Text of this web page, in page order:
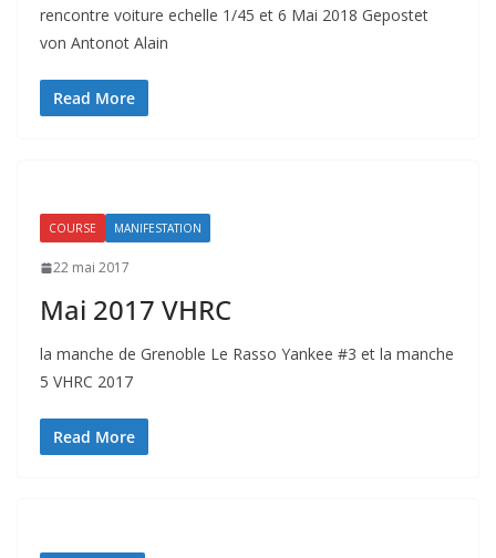
rencontre voiture echelle 1/45 et 6 Mai 2018 Gepostet
von Antonot Alain
Read More
COURSE MANIFESTATION
22 mai 2017
Mai 2017 VHRC
la manche de Grenoble Le Rasso Yankee #3 et la manche
5 VHRC 2017
Read More